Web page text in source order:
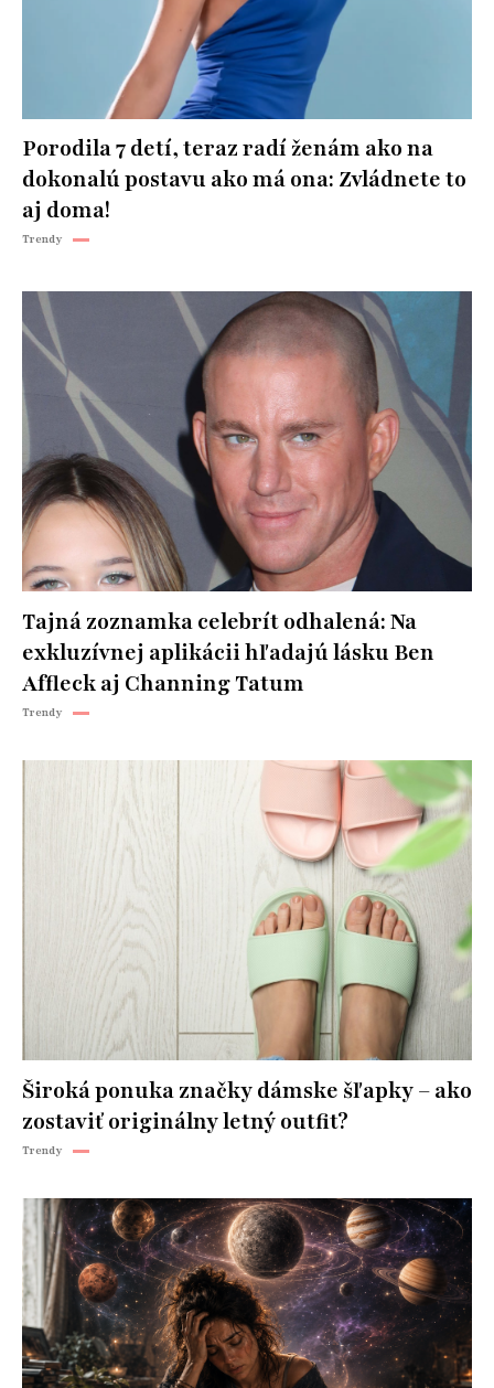
Porodila 7 detí, teraz radí ženám ako na
dokonalú postavu ako má ona: Zvládnete to
aj doma!
Trendy
Tajná zoznamka celebrít odhalená: Na
exkluzívnej aplikácii hľadajú lásku Ben
Affleck aj Channing Tatum
Trendy
Široká ponuka značky dámske šľapky – ako
zostaviť originálny letný outfit?
Trendy